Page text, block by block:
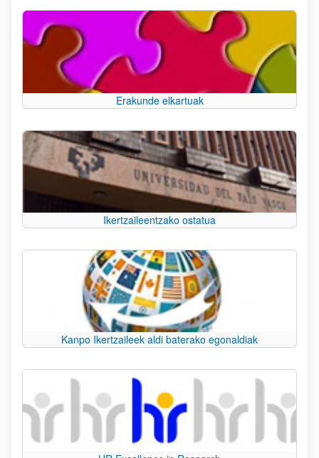
Erakunde elkartuak
Ikertzaileentzako ostatua
Kanpo Ikertzaileek aldi baterako egonaldiak